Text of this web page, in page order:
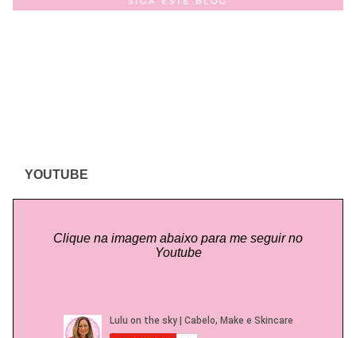
YOUTUBE
Clique na imagem abaixo para me seguir no
Youtube